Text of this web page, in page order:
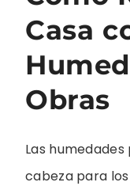
Casa
Obras
Las
cabeza para